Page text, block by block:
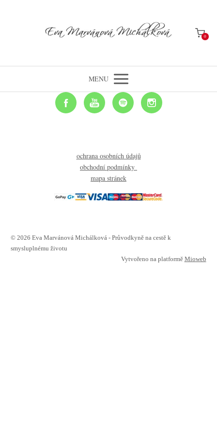
0
MENU
ochrana osobních údajů
obchodní podmínky
mapa stránek
© 2026 Eva Marvánová Michálková - Průvodkyně na cestě k
smysluplnému životu
Vytvořeno na platformě Mioweb